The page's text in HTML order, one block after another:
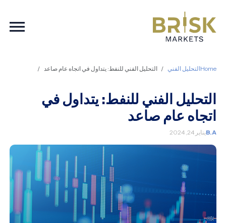
Homeالتحليل الفني التحليل الفني للنفط: يتداول في اتجاه عام صاعد
التحليل الفني للنفط: يتداول في
اتجاه عام صاعد
B.Aيناير 24, 2024